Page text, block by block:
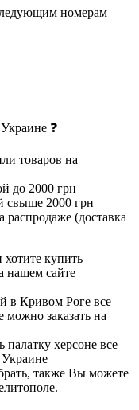
номерам
39
❓
товаров на
до 2000 грн
свыше 2000 грн
(доставка
хотите купить
нашем сайте
в Кривом Роге все
можно заказать на
палатку херсоне все
Украине
также Вы можете